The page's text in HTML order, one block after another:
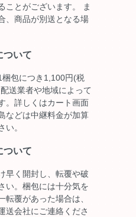
ことがございます。 ま
、商品が別送となる場
ついて
包につき1,100円(税
送業者や地域によって
。詳しくはカート画面
などは中継料金が加算
い。
ついて
早く開封し、転覆や破
い。梱包には十分気を
転覆があった場合は、
送会社にご連絡くださ